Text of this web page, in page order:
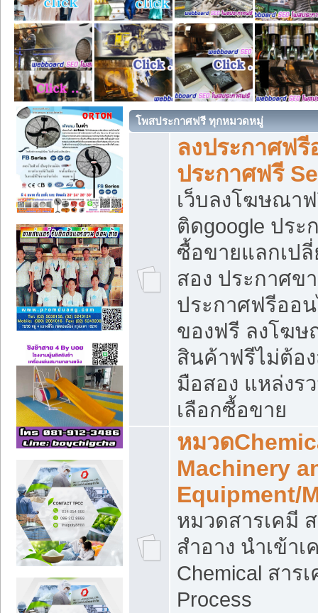
โพสประกาศฟรี ทุกหมวดหมู่
ลงประกาศฟ
ประกาศฟรี
เว็บลงโฆษณา
ติดgoogle ปร
ซื้อขายแลกเป
สอง ประกาศข
ประกาศฟรีออ
ของฟรี ลงโฆ
สินค้าฟรีไม่ต้อ
มือสอง แหล่งร
เลือกซื้อขาย
หมวด
Machinery
Equipment/
หมวดสารเคมี
สำอาง นำเข้
Chemical สาร
Process